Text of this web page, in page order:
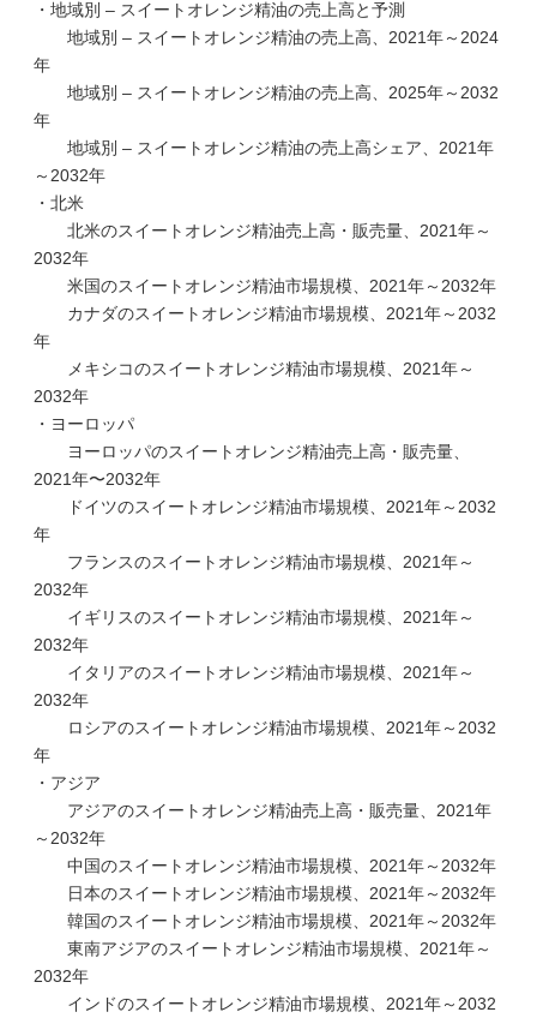
・地域別 – スイートオレンジ精油の売上高と予測
地域別 – スイートオレンジ精油の売上高、2021年～2024
年
地域別 – スイートオレンジ精油の売上高、2025年～2032
年
地域別 – スイートオレンジ精油の売上高シェア、2021年
～2032年
・北米
北米のスイートオレンジ精油売上高・販売量、2021年～
2032年
米国のスイートオレンジ精油市場規模、2021年～2032年
カナダのスイートオレンジ精油市場規模、2021年～2032
年
メキシコのスイートオレンジ精油市場規模、2021年～
2032年
・ヨーロッパ
ヨーロッパのスイートオレンジ精油売上高・販売量、
2021年〜2032年
ドイツのスイートオレンジ精油市場規模、2021年～2032
年
フランスのスイートオレンジ精油市場規模、2021年～
2032年
イギリスのスイートオレンジ精油市場規模、2021年～
2032年
イタリアのスイートオレンジ精油市場規模、2021年～
2032年
ロシアのスイートオレンジ精油市場規模、2021年～2032
年
・アジア
アジアのスイートオレンジ精油売上高・販売量、2021年
～2032年
中国のスイートオレンジ精油市場規模、2021年～2032年
日本のスイートオレンジ精油市場規模、2021年～2032年
韓国のスイートオレンジ精油市場規模、2021年～2032年
東南アジアのスイートオレンジ精油市場規模、2021年～
2032年
インドのスイートオレンジ精油市場規模、2021年～2032